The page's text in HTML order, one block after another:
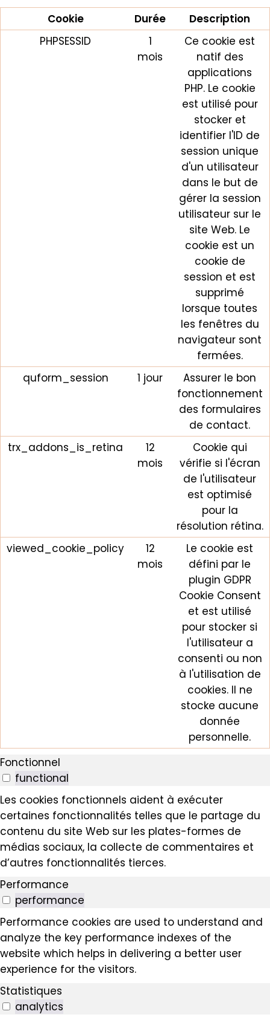
Cookie
Durée
Description
PHPSESSID
1
mois
Ce cookie est
natif des
applications
PHP. Le cookie
est utilisé pour
stocker et
identifier l'ID de
session unique
d'un utilisateur
dans le but de
gérer la session
utilisateur sur le
site Web. Le
cookie est un
cookie de
session et est
supprimé
lorsque toutes
les fenêtres du
navigateur sont
fermées.
quform_session
1 jour
Assurer le bon
fonctionnement
des formulaires
de contact.
trx_addons_is_retina
12
mois
Cookie qui
vérifie si l'écran
de l'utilisateur
est optimisé
pour la
résolution rétina.
viewed_cookie_policy
12
mois
Le cookie est
défini par le
plugin GDPR
Cookie Consent
et est utilisé
pour stocker si
l'utilisateur a
consenti ou non
à l'utilisation de
cookies. Il ne
stocke aucune
donnée
personnelle.
Fonctionnel
functional
Les cookies fonctionnels aident à exécuter
certaines fonctionnalités telles que le partage du
contenu du site Web sur les plates-formes de
médias sociaux, la collecte de commentaires et
d’autres fonctionnalités tierces.
Performance
performance
Performance cookies are used to understand and
analyze the key performance indexes of the
website which helps in delivering a better user
experience for the visitors.
Statistiques
analytics